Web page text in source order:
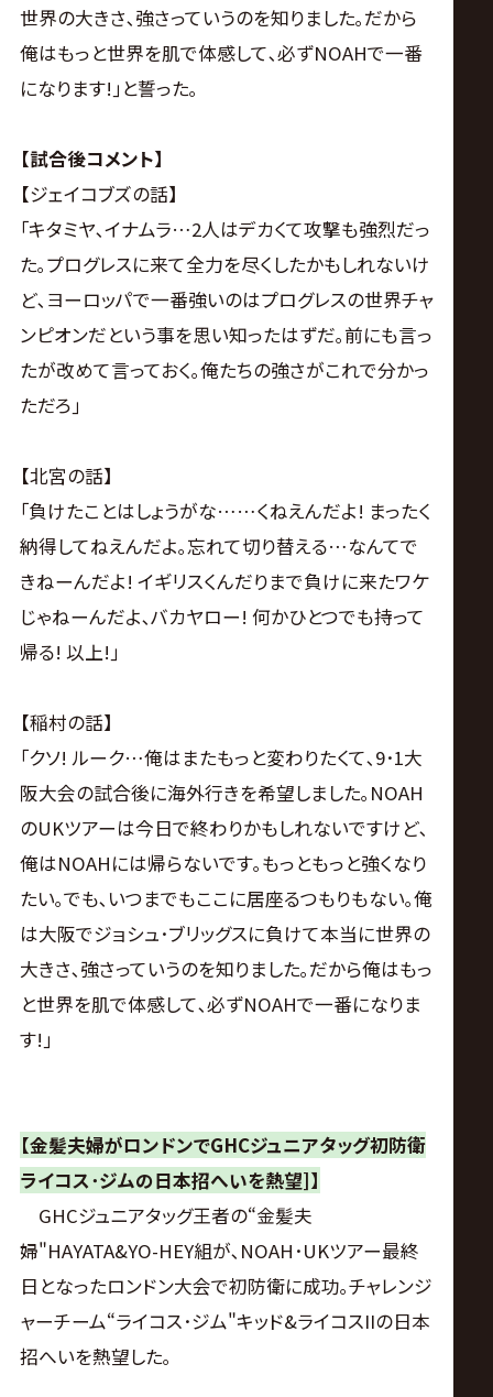
世界の大きさ､強さっていうのを知りました｡だから
俺はもっと世界を肌で体感して､必ずNOAHで一番
になります!｣と誓った｡
【試合後コメント】
【ジェイコブズの話】
｢キタミヤ､イナムラ…2人はデカくて攻撃も強烈だっ
た｡プログレスに来て全力を尽くしたかもしれないけ
ど､ヨーロッパで一番強いのはプログレスの世界チャ
ンピオンだという事を思い知ったはずだ｡前にも言っ
たが改めて言っておく｡俺たちの強さがこれで分かっ
ただろ｣
【北宮の話】
｢負けたことはしょうがな……くねえんだよ! まったく
納得してねえんだよ｡忘れて切り替える…なんてで
きねーんだよ! イギリスくんだりまで負けに来たワケ
じゃねーんだよ､バカヤロー! 何かひとつでも持って
帰る! 以上!｣
【稲村の話】
｢クソ! ルーク…俺はまたもっと変わりたくて､9･1大
阪大会の試合後に海外行きを希望しました｡NOAH
のUKツアーは今日で終わりかもしれないですけど､
俺はNOAHには帰らないです｡もっともっと強くなり
たい｡でも､いつまでもここに居座るつもりもない｡俺
は大阪でジョシュ･ブリッグスに負けて本当に世界の
大きさ､強さっていうのを知りました｡だから俺はもっ
と世界を肌で体感して､必ずNOAHで一番になりま
す!｣
【金髪夫婦がロンドンでGHCジュニアタッグ初防衛
ライコス･ジムの日本招へいを熱望]】
GHCジュニアタッグ王者の“金髪夫
婦"HAYATA&YO-HEY組が､NOAH･UKツアー最終
日となったロンドン大会で初防衛に成功｡チャレンジ
ャーチーム“ライコス･ジム"キッド&ライコスIIの日本
招へいを熱望した｡